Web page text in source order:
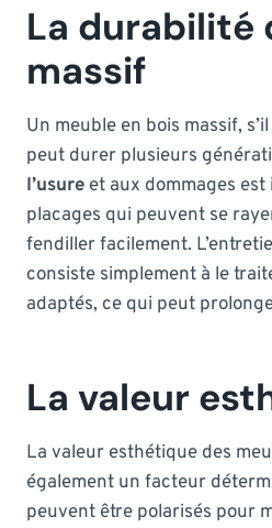
La durabilité
massif
Un meuble en bois massif,
peut durer plusieurs
l’usure et aux dommages
placages qui peuvent se
fendiller facilement.
consiste simplement à le
adaptés, ce qui peut
La valeur
La valeur esthétique des
également un facteur
peuvent être polarisés pour